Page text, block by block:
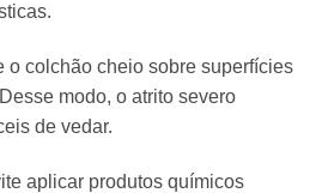
o colchão cheio sobre superfícies
Desse modo, o atrito severo
de vedar.
aplicar produtos químicos